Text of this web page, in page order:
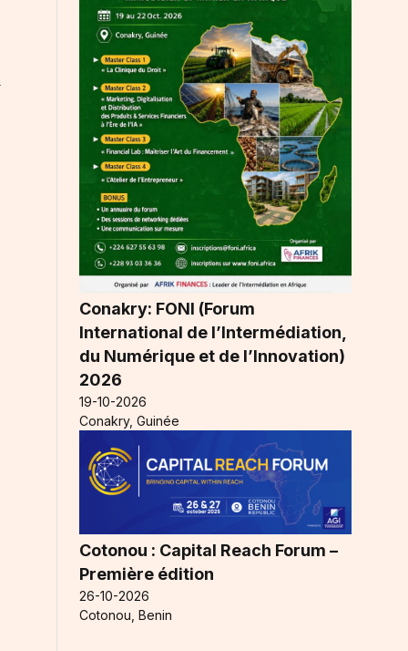
Conakry: FONI (Forum
International de l’Intermédiation,
du Numérique et de l’Innovation)
2026
19-10-2026
Conakry, Guinée
Cotonou : Capital Reach Forum –
Première édition
26-10-2026
Cotonou, Benin